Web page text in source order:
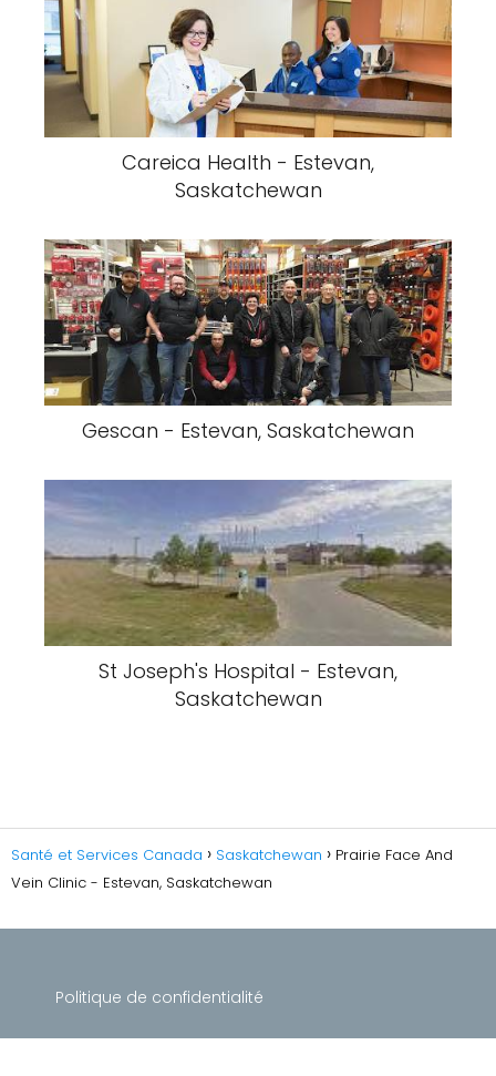
Careica Health - Estevan,
Saskatchewan
Gescan - Estevan, Saskatchewan
St Joseph's Hospital - Estevan,
Saskatchewan
Santé et Services Canada Saskatchewan
Prairie Face And
Vein Clinic - Estevan, Saskatchewan
Politique de confidentialité